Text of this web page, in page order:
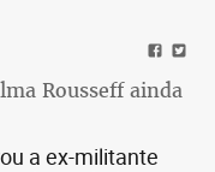
Rousseff ainda
a ex-militante